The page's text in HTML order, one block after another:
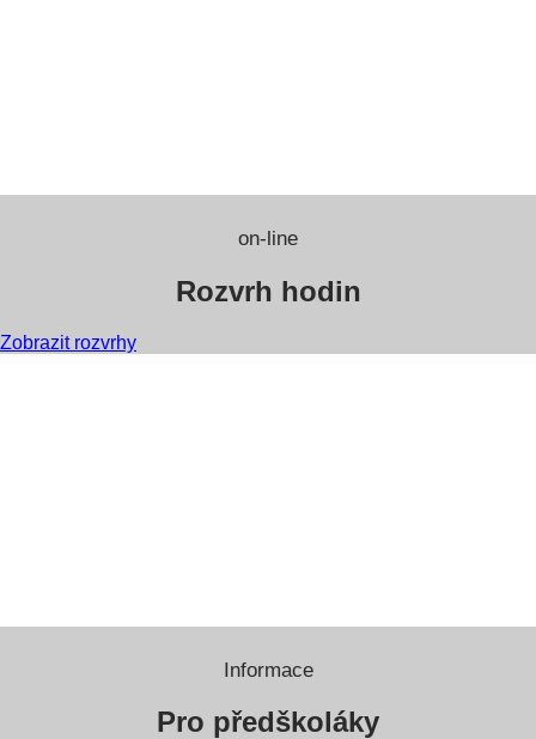
on-line
Rozvrh hodin
Zobrazit rozvrhy
Informace
Pro předškoláky